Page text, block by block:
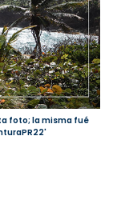
foto; la misma fué